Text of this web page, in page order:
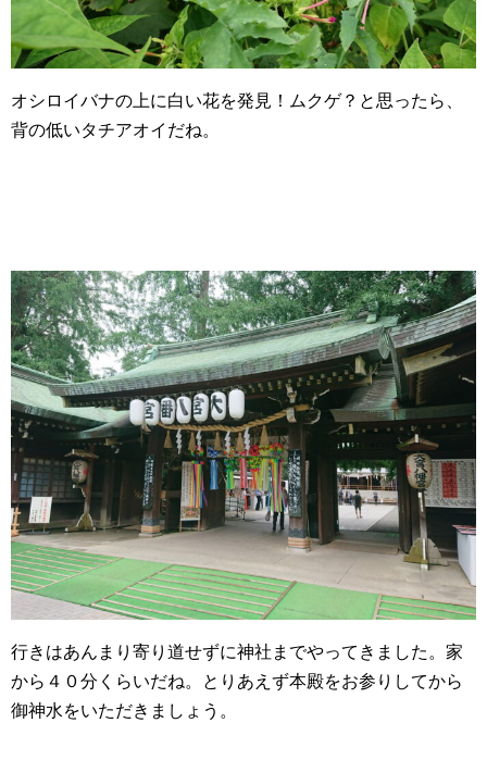
オシロイバナの上に白い花を発見！ムクゲ？と思ったら、
背の低いタチアオイだね。
行きはあんまり寄り道せずに神社までやってきました。家
から４０分くらいだね。とりあえず本殿をお参りしてから
御神水をいただきましょう。